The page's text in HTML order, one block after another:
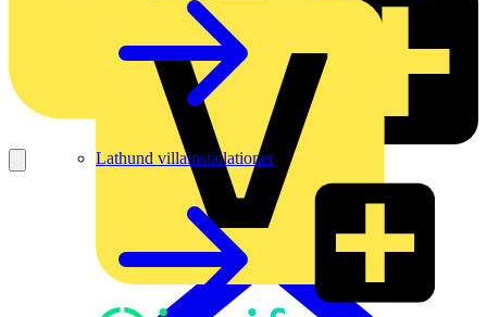
Lathund villainstallationer